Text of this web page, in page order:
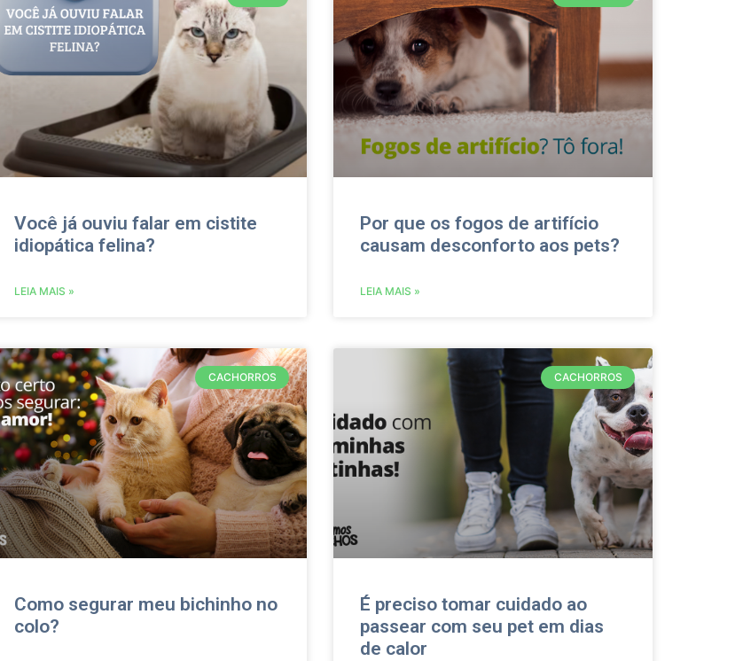
Você já ouviu falar em cistite
idiopática felina?
LEIA MAIS »
Por que os fogos de artifício
causam desconforto aos pets?
LEIA MAIS »
CACHORROS
Como segurar meu bichinho no
colo?
CACHORROS
É preciso tomar cuidado ao
passear com seu pet em dias
de calor